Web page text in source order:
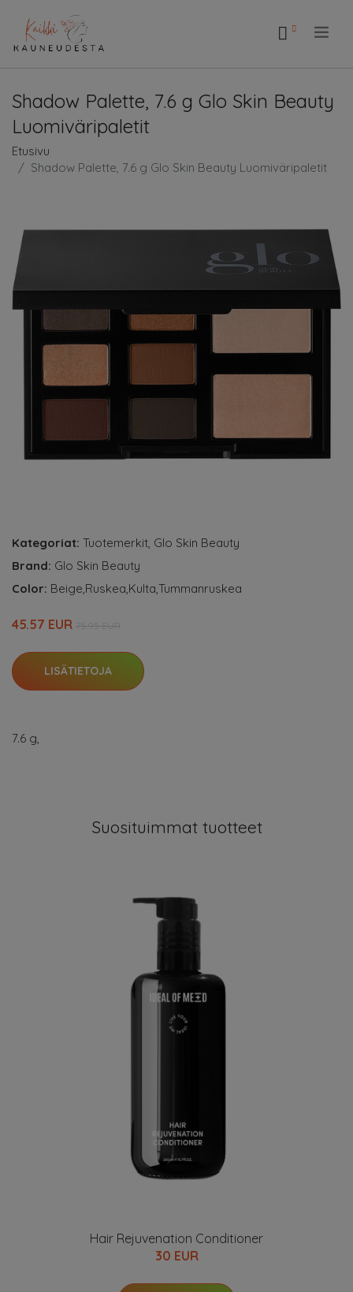
Shadow Palette, 7.6 g Glo Skin Beauty
Luomiväripaletit
Etusivu
Shadow Palette, 7.6 g Glo Skin Beauty Luomiväripaletit
Kategoriat: Tuotemerkit, Glo Skin Beauty
Brand: Glo Skin Beauty
Color: Beige,Ruskea,Kulta,Tummanruskea
45.57 EUR
LISÄTIETOJA
7.6 g,
Suosituimmat tuotteet
Hair Rejuvenation Conditioner
30 EUR